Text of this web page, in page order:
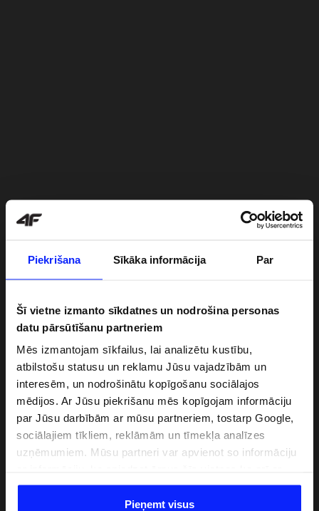
Piekrišana Sīkāka informācija Par
Šī vietne izmanto sīkdatnes un nodrošina personas
datu pārsūtīšanu partneriem
Mēs izmantojam sīkfailus, lai analizētu kustību,
atbilstošu statusu un reklamu Jūsu vajadzībām un
interesēm, un nodrošinātu kopīgošanu sociālajos
mēdijos. Ar Jūsu piekrišanu mēs kopīgojam informāciju
par Jūsu darbībām ar mūsu partneriem, tostarp Google,
sociālajiem tīkliem, reklāmām un tīmekļa analīzes
uzņēmumiem. Mūsu partneri var apvienot so informāciju
datiem, ko viņi iegūst, izmantojot viņu pakalpojumus. Ar
Jūsu atļauju, mēs varam pārsūtīt Jūsu personas datus
Pieņemt visus